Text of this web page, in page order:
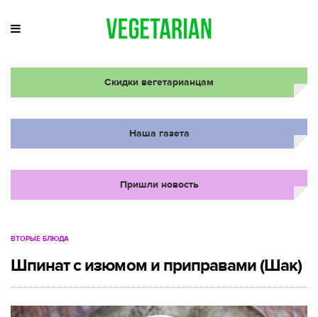
Скидки вегетарианцам
Наша газета
Пришли новость
ВТОРЫЕ БЛЮДА
Шпинат с изюмом и приправами (Шак)